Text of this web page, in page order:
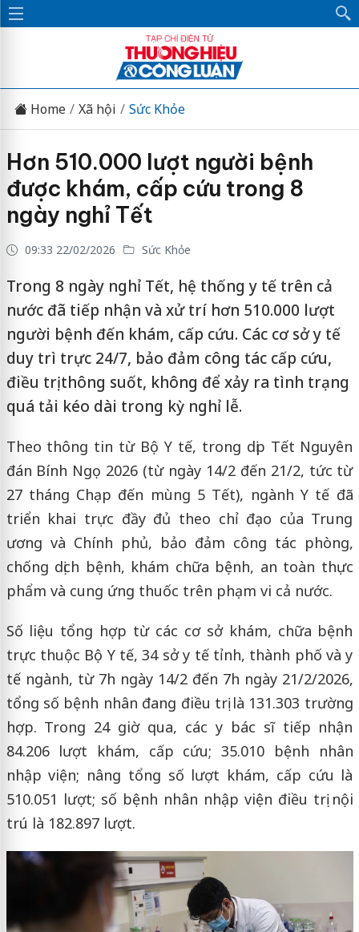
Home Xã hội Sức Khỏe
Hơn 510.000 lượt người bệnh
được khám, cấp cứu trong 8
ngày nghỉ Tết
09:33 22/02/2026 Sức Khỏe
Trong 8 ngày nghỉ Tết, hệ thống y tế trên cả
nước đã tiếp nhận và xử trí hơn 510.000 lượt
người bệnh đến khám, cấp cứu. Các cơ sở y tế
duy trì trực 24/7, bảo đảm công tác cấp cứu,
điều trị thông suốt, không để xảy ra tình trạng
quá tải kéo dài trong kỳ nghỉ lễ.
Theo thông tin từ Bộ Y tế, trong dịp Tết Nguyên
đán Bính Ngọ 2026 (từ ngày 14/2 đến 21/2, tức từ
27 tháng Chạp đến mùng 5 Tết), ngành Y tế đã
triển khai trực đầy đủ theo chỉ đạo của Trung
ương và Chính phủ, bảo đảm công tác phòng,
chống dịch bệnh, khám chữa bệnh, an toàn thực
phẩm và cung ứng thuốc trên phạm vi cả nước.
Số liệu tổng hợp từ các cơ sở khám, chữa bệnh
trực thuộc Bộ Y tế, 34 sở y tế tỉnh, thành phố và y
tế ngành, từ 7h ngày 14/2 đến 7h ngày 21/2/2026,
tổng số bệnh nhân đang điều trị là 131.303 trường
hợp. Trong 24 giờ qua, các y bác sĩ tiếp nhận
84.206 lượt khám, cấp cứu; 35.010 bệnh nhân
nhập viện; nâng tổng số lượt khám, cấp cứu là
510.051 lượt; số bệnh nhân nhập viện điều trị nội
trú là 182.897 lượt.